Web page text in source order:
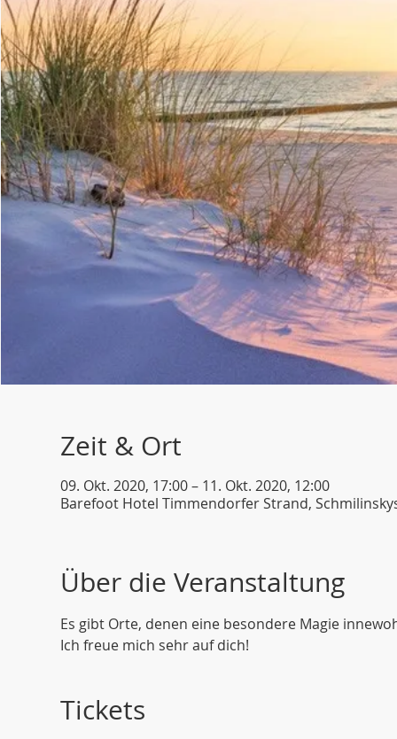
Zeit & Ort
09. Okt. 2020, 17:00 – 11. Okt. 2020, 12:00
Barefoot Hotel Timmendorfer Strand,
Über die Veranstaltung
Es gibt Orte, denen eine besondere Magie
Ich freue mich sehr auf dich!
Tickets